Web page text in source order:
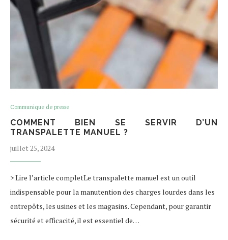
Communique de presse
COMMENT BIEN SE SERVIR D’UN
TRANSPALETTE MANUEL ?
juillet 25, 2024
> Lire l’article completLe transpalette manuel est un outil
indispensable pour la manutention des charges lourdes dans les
entrepôts, les usines et les magasins. Cependant, pour garantir
sécurité et efficacité, il est essentiel de…